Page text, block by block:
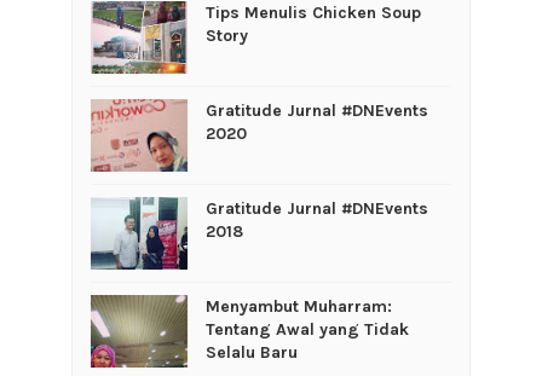
Tips Menulis Chicken Soup
Story
Gratitude Jurnal #DNEvents
2020
Gratitude Jurnal #DNEvents
2018
Menyambut Muharram:
Tentang Awal yang Tidak
Selalu Baru